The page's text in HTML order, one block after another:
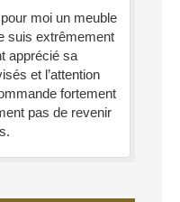
moi un meuble
suis extrêmement
apprécié sa
et l’attention
fortement
pas de revenir